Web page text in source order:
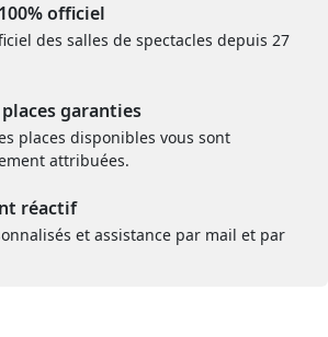
officiel
des salles de spectacles depuis 27
garanties
places disponibles vous sont
attribuées.
réactif
et assistance par mail et par